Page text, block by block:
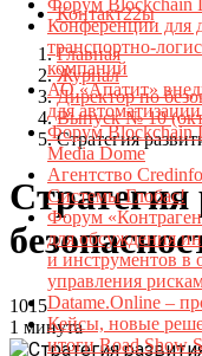
Форум Blockchain
Конференции для
транспортно-
компаний
АО «Апатит»
для
Форум Blockchain
Media Dome
Агентство
Системы Глобас!
Форум
для обсуждения
и инструментов в
управления
Datame.Online –
Кейсы, новые
итоги Road Show
Контакт22ы
Главная
Журнал
Директор по
Выпуск № 10
Стратегия
1015
1 минута